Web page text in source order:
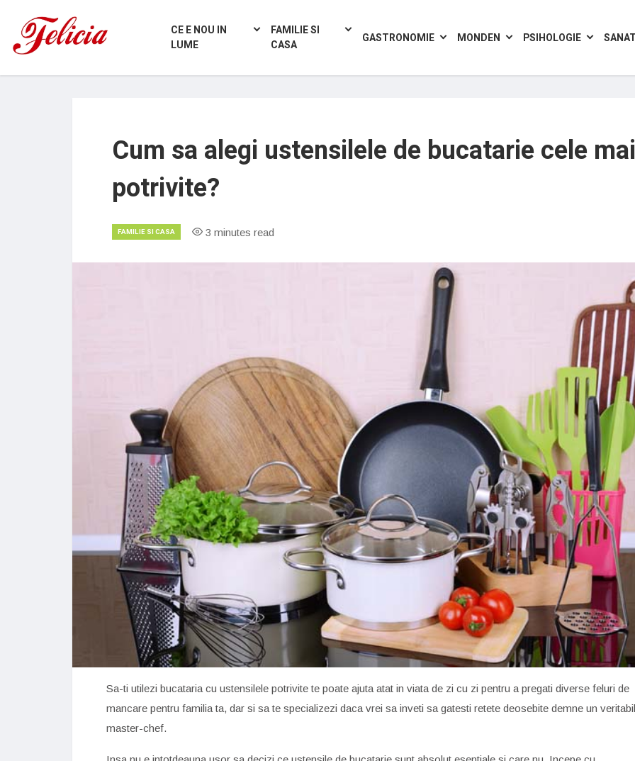
CE E NOU IN
LUME
FAMILIE SI
CASA
GASTRONOMIE MONDEN PSIHOLOGIE
Cum sa alegi ustensilele de bucatarie cele mai
potrivite?
FAMILIE SI CASA 3 minutes read
Sa-ti utilezi bucataria cu ustensilele potrivite te poate ajuta atat in viata de zi cu zi pentru a pregati diverse feluri de
mancare pentru familia ta, dar si sa te specializezi daca vrei sa inveti sa gatesti retete deosebite demne un veritabil
master-chef.